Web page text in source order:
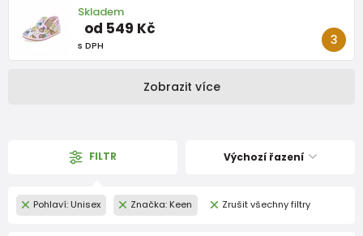
Skladem
od 549 Kč
s DPH
Zobrazit více
FILTR Výchozí řazení
Pohlaví: Unisex Značka: Keen Zrušit všechny filtry